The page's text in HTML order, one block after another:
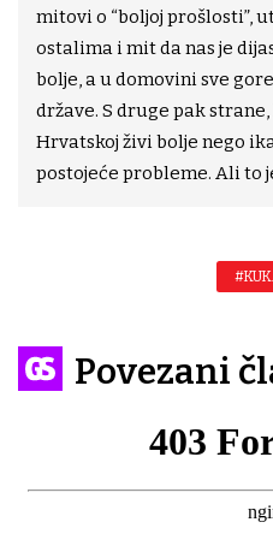
mitovi o “boljoj prošlosti”,
ostalima i mit da nas je
bolje, a u domovini sve
države. S druge pak
Hrvatskoj živi bolje nego
postojeće probleme. Ali to
Povezani